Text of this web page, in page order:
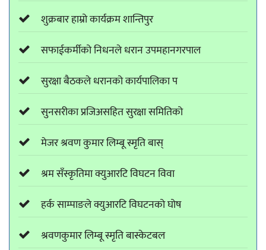
शुक्रबार हाम्रो कार्यक्रम शान्तिपुर
सफाईकर्मीको निधनले धरान उपमहानगरपाल
सुरक्षा बैठकले धरानको कार्यपालिका प
सुनसरीका प्रजिअसहित सुरक्षा समितिको
मेजर श्रवण कुमार लिम्बू स्मृति बास्
श्रम सँस्कृतिमा क्युआरटि विघटन विवा
हर्क साम्पाङले क्युआरटि विघटनको घोष
श्रवणकुमार लिम्बू स्मृति बास्केटबल